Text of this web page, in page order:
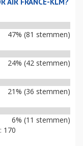
47% (81 stemmen)
24% (42 stemmen)
21% (36 stemmen)
6% (11 stemmen)
170